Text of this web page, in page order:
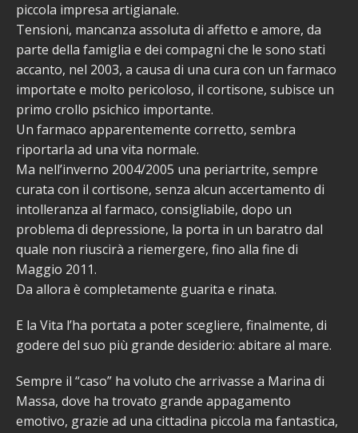
piccola impresa artigianale.
Tensioni, mancanza assoluta di affetto e amore, da
parte della famiglia e dei compagni che le sono stati
accanto, nel 2003, a causa di una cura con un farmaco
importate e molto pericoloso, il cortisone, subisce un
primo crollo psichico importante.
Un farmaco apparentemente corretto, sembra
riportarla ad una vita normale.
Ma nell’inverno 2004/2005 una periartrite, sempre
curata con il cortisone, senza alcun accertamento di
intolleranza al farmaco, consigliabile, dopo un
problema di depressione, la porta in un baratro dal
quale non riuscirà a riemergere, fino alla fine di
Maggio 2011.
Da allora è completamente guarita e rinata.
E la Vita l’ha portata a poter scegliere, finalmente, di
godere del suo più grande desiderio: abitare al mare.
Sempre il “caso” ha voluto che arrivasse a Marina di
Massa, dove ha trovato grande appagamento
emotivo, grazie ad una cittadina piccola ma fantastica,